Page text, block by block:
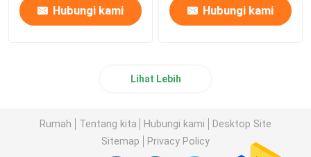
Hubungi kami Hubungi kami
Lihat Lebih
Rumah Tentang kita Hubungi kami
Desktop Site
Sitemap
Privacy Policy